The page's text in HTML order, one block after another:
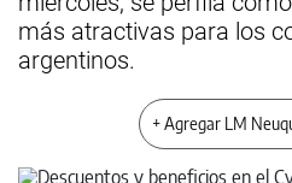
más atractivas para los
argentinos.
+ Agregar LM